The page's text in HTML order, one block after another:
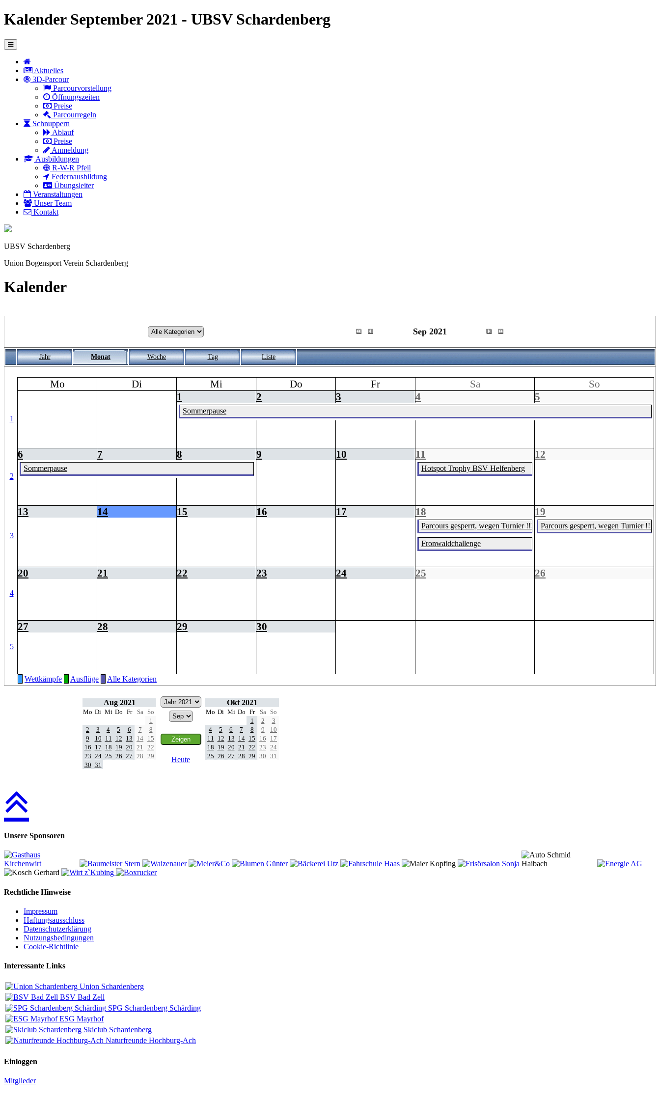
Kalender September 2021 - UBSV Schardenberg
Aktuelles
3D-Parcour
Parcourvorstellung
Öffnungszeiten
Preise
Parcourregeln
Schnuppern
Ablauf
Preise
Anmeldung
Ausbildungen
R-W-R Pfeil
Federnausbildung
Übungsleiter
Veranstaltungen
Unser Team
Kontakt
UBSV Schardenberg
Union Bogensport Verein Schardenberg
Kalender
Sep 2021
Jahr Monat Woche Tag Liste
Mo Di Mi Do Fr Sa So
1
1 2 3 4 5
Sommerpause
2
6 7 8 9 10 11 12
Sommerpause Hotspot Trophy BSV Helfenberg
3
13 14 15 16 17 18 19
Parcours gesperrt, wegen Turnier !!! Parcours gesperrt, wegen Turnier !!!
Fronwaldchallenge
4
20 21 22 23 24 25 26
5
27 28 29 30
Wettkämpfe Ausflüge Alle Kategorien
Aug 2021
Mo Di Mi Do Fr Sa
So
1
2
3 4 5 6 7
8
9
10 11 12 13 14 15
16 17 18 19 20 21
22
23 24 25 26 27 28
29
30 31
Heute
Okt 2021
Mo Di Mi Do Fr Sa
So
1
2
3
4
5 6 7 8 9
10
11
12 13 14 15 16
17
18 19 20 21 22 23
24
25 26 27 28 29 30 31
Unsere Sponsoren
Rechtliche Hinweise
Impressum
Haftungsausschluss
Datenschutzerklärung
Nutzungsbedingungen
Cookie-Richtlinie
Interessante Links
Union Schardenberg
BSV Bad Zell
SPG Schardenberg Schärding
ESG Mayrhof
Skiclub Schardenberg
Naturfreunde Hochburg-Ach
Einloggen
Mitglieder